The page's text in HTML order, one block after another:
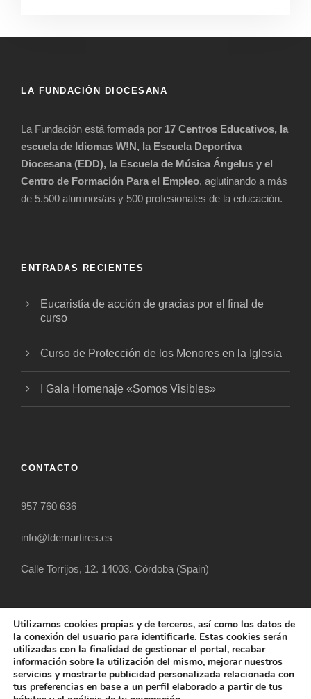
LA FUNDACIÓN DIOCESANA
La Fundación está formada por 17 Centros Educativos, la
escuela de Idiomas W!N, la Escuela Deportiva
Diocesana (EDD), la Escuela de Música Ángelus y el
Centro de Formación Para el Empleo, aglutinando a más
de 5.500 alumnos/as y 500 profesionales de la educación.
ENTRADAS RECIENTES
Eucaristía de acción de gracias por el final de
curso
Curso de Protección de los Menores en la Iglesia
I Gala Homenaje «Somos Visibles»
CONTACTO
957 760 636
info@fdemartires.es
Calle Torrijos, 12. 14003. Córdoba (Spain)
Utilizamos cookies propias y de terceros, así como los datos de
la conexión del usuario para identificarle. Estas cookies serán
utilizadas con la finalidad de gestionar el portal, recabar
información sobre la utilización del mismo, mejorar nuestros
servicios y mostrarte publicidad personalizada relacionada con
tus preferencias en base a un perfil elaborado a partir de tus